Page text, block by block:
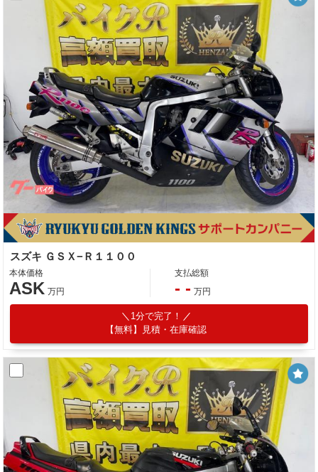
スズキ ＧＳＸ−Ｒ１１００
本体価格
ASK 万円
支払総額
- - 万円
1分で完了！
【無料】見積・在庫確認